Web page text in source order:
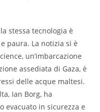
stessa tecnologia è
paura. La notizia si è
un’imbarcazione
assediata di Gaza, è
delle acque maltesi.
Ian Borg, ha
evacuato in sicurezza e